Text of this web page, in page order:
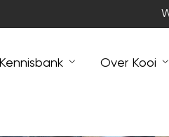
Kennisbank Over Kooi